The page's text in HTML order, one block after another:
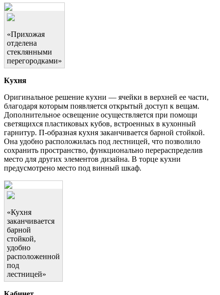
«Прихожая
отделена
стеклянными
перегородками»
Кухня
Оригинальное решение кухни — ячейки в верхней ее части,
благодаря которым появляется открытый доступ к вещам.
Дополнительное освещение осуществляется при помощи
светящихся пластиковых кубов, встроенных в кухонный
гарнитур. П-образная кухня заканчивается барной стойкой.
Она удобно расположилась под лестницей, что позволило
сохранить пространство, функционально перераспределив
место для других элементов дизайна. В торце кухни
предусмотрено место под винный шкаф.
«Кухня
заканчивается
барной
стойкой,
удобно
расположенной
под
лестницей»